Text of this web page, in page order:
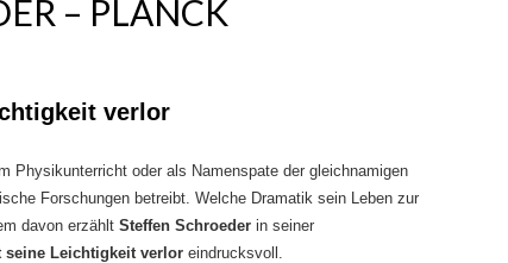
– PLANCK
verlor
Physikunterricht oder als Namenspate der gleichnamigen
Forschungen betreibt. Welche Dramatik sein Leben zur
davon erzählt Steffen Schroeder in seiner
seine Leichtigkeit verlor eindrucksvoll.